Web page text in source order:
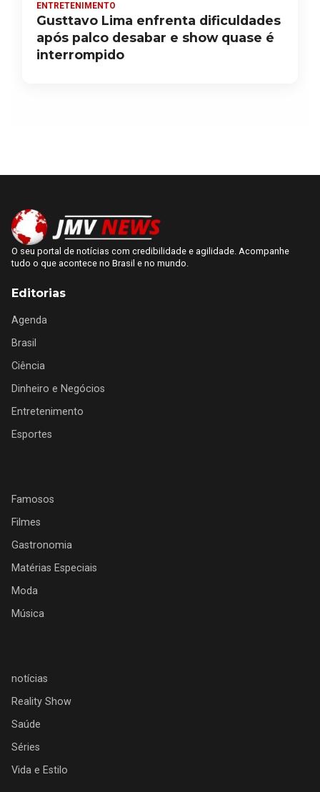
ENTRETENIMENTO
Gusttavo Lima enfrenta dificuldades
após palco desabar e show quase é
interrompido
O seu portal de notícias com credibilidade e agilidade. Acompanhe
tudo o que acontece no Brasil e no mundo.
Editorias
Agenda
Brasil
Ciência
Dinheiro e Negócios
Entretenimento
Esportes
Famosos
Filmes
Gastronomia
Matérias Especiais
Moda
Música
notícias
Reality Show
Saúde
Séries
Vida e Estilo